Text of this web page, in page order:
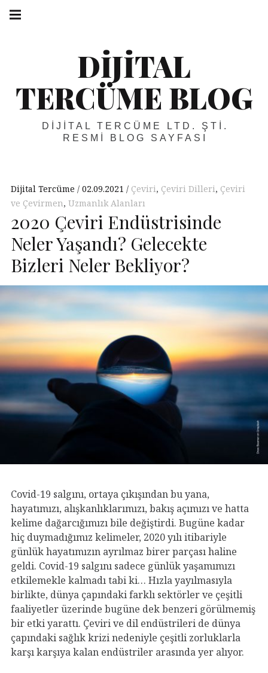
Skip
DIJITAL
TERCÜME BLOG
DIJITAL TERCÜME LTD. ŞTI.
RESMI BLOG SAYFASI
navigation
Dijital Tercüme 02.09.2021 Çeviri, Çeviri Dilleri, Çeviri
ve Çevirmen, Uzmanlık Alanları
2020 Çeviri Endüstrisinde
Neler Yaşandı? Gelecekte
Bizleri Neler Bekliyor?
Covid-19 salgını, ortaya çıkışından bu yana,
hayatımızı, alışkanlıklarımızı, bakış açımızı ve hatta
kelime dağarcığımızı bile değiştirdi. Bugüne kadar
hiç duymadığımız kelimeler, 2020 yılı itibariyle
günlük hayatımızın ayrılmaz birer parçası haline
geldi. Covid-19 salgını sadece günlük yaşamımızı
etkilemekle kalmadı tabi ki… Hızla yayılmasıyla
birlikte, dünya çapındaki farklı sektörler ve çeşitli
faaliyetler üzerinde bugüne dek benzeri görülmemiş
bir etki yarattı. Çeviri ve dil endüstrileri de dünya
çapındaki sağlık krizi nedeniyle çeşitli zorluklarla
karşı karşıya kalan endüstriler arasında yer alıyor.